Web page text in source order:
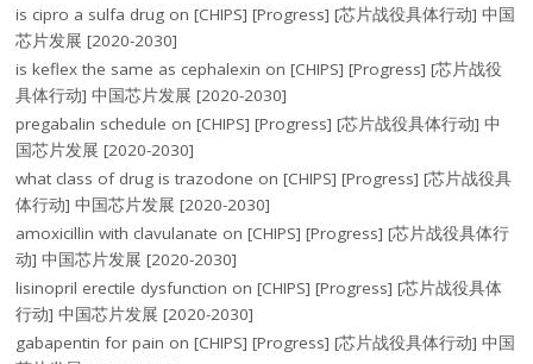
is cipro a sulfa drug on[CHIPS] [Progress] [芯片战役具体行动] 中国
芯片发展 [2020-2030]
is keflex the same as cephalexin on[CHIPS] [Progress] [芯片战役
具体行动] 中国芯片发展 [2020-2030]
pregabalin schedule on[CHIPS] [Progress] [芯片战役具体行动] 中
国芯片发展 [2020-2030]
what class of drug is trazodone on[CHIPS] [Progress] [芯片战役具
体行动] 中国芯片发展 [2020-2030]
amoxicillin with clavulanate on[CHIPS] [Progress] [芯片战役具体行
动] 中国芯片发展 [2020-2030]
lisinopril erectile dysfunction on[CHIPS] [Progress] [芯片战役具体
行动] 中国芯片发展 [2020-2030]
gabapentin for pain on[CHIPS] [Progress] [芯片战役具体行动] 中国